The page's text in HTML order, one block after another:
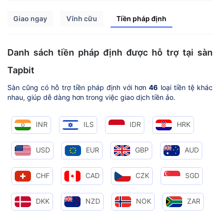
Giao ngay Vĩnh cữu Tiền pháp định
Danh sách tiền pháp định được hỗ trợ tại sàn
Tapbit
Sàn cũng có hỗ trợ tiền pháp định với hơn46 loại tiền tệ khác
nhau, giúp dễ dàng hơn trong việc giao dịch tiền ảo.
INR ILS IDR HRK
USD EUR GBP AUD
CHF CAD CZK SGD
DKK NZD NOK ZAR